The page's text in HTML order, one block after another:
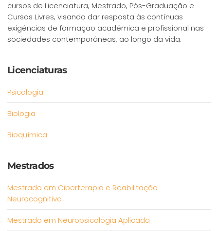
cursos de Licenciatura, Mestrado, Pós-Graduação e
Cursos Livres, visando dar resposta às contínuas
exigências de formação académica e profissional nas
sociedades contemporâneas, ao longo da vida.
Licenciaturas
Psicologia
Biologia
Bioquímica
Mestrados
Mestrado em Ciberterapia e Reabilitação
Neurocognitiva
Mestrado em Neuropsicologia Aplicada